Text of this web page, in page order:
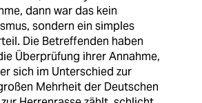
dann war das kein
sondern ein simples
Die Betreffenden haben
Überprüfung ihrer Annahme,
sich im Unterschied zur
Mehrheit der Deutschen